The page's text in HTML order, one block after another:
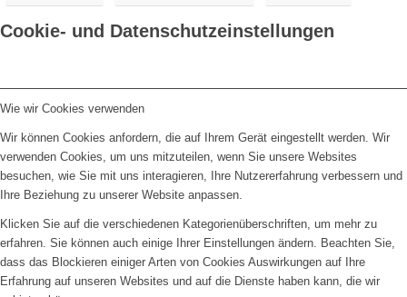
Cookie- und Datenschutzeinstellungen
Wie wir Cookies verwenden
Wir können Cookies anfordern, die auf Ihrem Gerät eingestellt werden. Wir
verwenden Cookies, um uns mitzuteilen, wenn Sie unsere Websites
besuchen, wie Sie mit uns interagieren, Ihre Nutzererfahrung verbessern und
Ihre Beziehung zu unserer Website anpassen.
Klicken Sie auf die verschiedenen Kategorienüberschriften, um mehr zu
erfahren. Sie können auch einige Ihrer Einstellungen ändern. Beachten Sie,
dass das Blockieren einiger Arten von Cookies Auswirkungen auf Ihre
Erfahrung auf unseren Websites und auf die Dienste haben kann, die wir